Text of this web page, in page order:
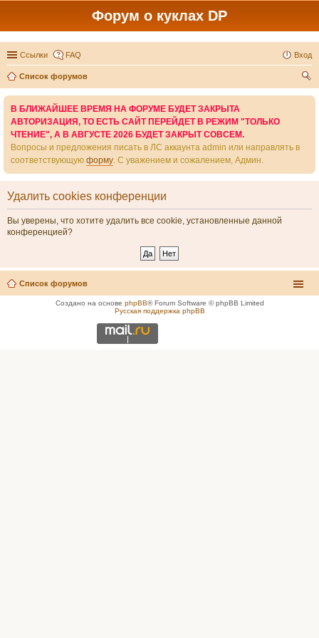
Форум о куклах DP
Ссылки FAQ Вход
Список форумов
В БЛИЖАЙШЕЕ ВРЕМЯ НА ФОРУМЕ БУДЕТ ЗАКРЫТА
АВТОРИЗАЦИЯ, ТО ЕСТЬ САЙТ ПЕРЕЙДЕТ В РЕЖИМ "ТОЛЬКО
ЧТЕНИЕ", А В АВГУСТЕ 2026 БУДЕТ ЗАКРЫТ СОВСЕМ.
Вопросы и предложения писать в ЛС аккаунта admin или направлять в
соответствующую форму. С уважением и сожалением, Админ.
Удалить cookies конференции
Вы уверены, что хотите удалить все cookie, установленные данной
конференцией?
Список форумов
Создано на основе phpBB® Forum Software © phpBB Limited
Русская поддержка phpBB